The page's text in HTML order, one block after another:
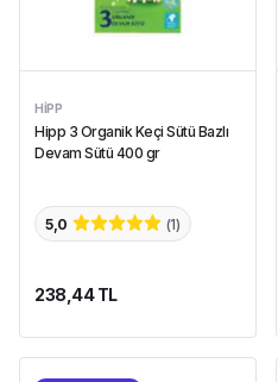
HIPP
Hipp 3 Organik Keçi Sütü Bazlı
Devam Sütü 400 gr
5,0 (1)
238,44 TL